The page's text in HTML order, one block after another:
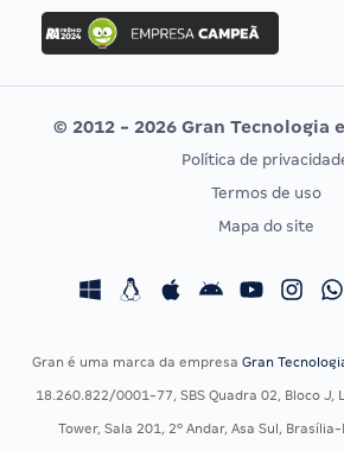
Concurso Ibama
Concurso MPU
Editais publicados
Vunesp
CONCURSOS POR PROFISSÃO
Concursos Fiscais
EXAME
© 2012 - 2026 Gran Tecnologia
Política de
Termos de uso
Mapa do site
Gran é uma marca da empresa Gran
18.260.822/0001-77, SBS Quadra 02, Bloco J,
Tower, Sala 201, 2º Andar, Asa Sul, Brasília-